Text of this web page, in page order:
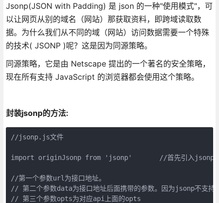
Jsonp(JSON with Padding) 是 json 的一种"使用模式"，可
以让网页从别的域名（网站）那获取资料，即跨域读取数
据。为什么我们从不同的域（网站）访问数据需要一个特殊
的技术( JSONP )呢？这是因为同源策略。
同源策略，它是由 Netscape 提出的一个著名的安全策略，
现在所有支持 JavaScript 的浏览器都会使用这个策略。
封装jsonp的方法:
//jsonp.js文件
import originJsonp from 'jsonp'       //首先引入jsonp
//第一个参数url为接口地址。
// 第二个参数data为接口地址后面携带的参数。因为jsonp不支持
// 第三个参数opts为对应api上面的opts